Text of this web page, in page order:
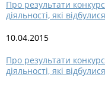
Про результати
діяльності, які
10.04.2015
Про результати
діяльності, які